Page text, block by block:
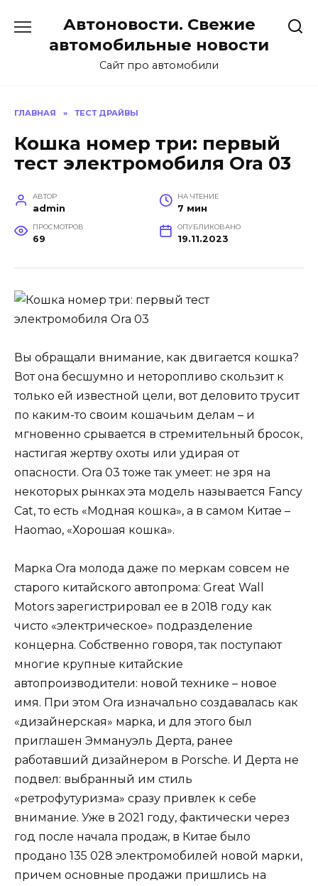
содержанию
Автоновости. Свежие
автомобильные новости
Сайт про автомобили
ГЛАВНАЯ » ТЕСТ ДРАЙВЫ
Кошка номер три: первый
тест электромобиля Ora 03
АВТОР
admin
НА ЧТЕНИЕ
7 мин
ПРОСМОТРОВ
69
ОПУБЛИКОВАНО
19.11.2023
Вы обращали внимание, как двигается кошка?
Вот она бесшумно и неторопливо скользит к
только ей известной цели, вот деловито трусит
по каким-то своим кошачьим делам – и
мгновенно срывается в стремительный бросок,
настигая жертву охоты или удирая от
опасности. Ora 03 тоже так умеет: не зря на
некоторых рынках эта модель называется Fancy
Cat, то есть «Модная кошка», а в самом Китае –
Haomao, «Хорошая кошка».
Марка Ora молода даже по меркам совсем не
старого китайского автопрома: Great Wall
Motors зарегистрировал ее в 2018 году как
чисто «электрическое» подразделение
концерна. Собственно говоря, так поступают
многие крупные китайские
автопроизводители: новой технике – новое
имя. При этом Ora изначально создавалась как
«дизайнерская» марка, и для этого был
приглашен Эммануэль Дерта, ранее
работавший дизайнером в Porsche. И Дерта не
подвел: выбранный им стиль
«ретрофутуризма» сразу привлек к себе
внимание. Уже в 2021 году, фактически через
год после начала продаж, в Китае было
продано 135 028 электромобилей новой марки,
причем основные продажи пришлись на